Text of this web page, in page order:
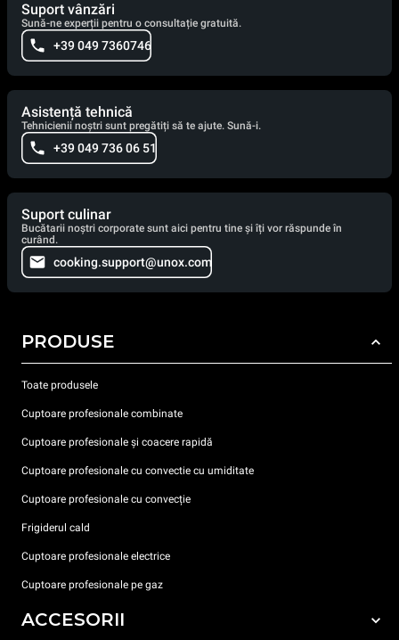
Suport vânzări
Sună-ne experții pentru o consultație gratuită.
+39 049 7360746
Asistență tehnică
Tehnicienii noștri sunt pregătiți să te ajute. Sună-i.
+39 049 736 06 51
Suport culinar
Bucătarii noștri corporate sunt aici pentru tine și îți vor răspunde în
curând.
cooking.support@unox.com
PRODUSE
Toate produsele
Cuptoare profesionale combinate
Cuptoare profesionale și coacere rapidă
Cuptoare profesionale cu convectie cu umiditate
Cuptoare profesionale cu convecție
Frigiderul cald
Cuptoare profesionale electrice
Cuptoare profesionale pe gaz
ACCESORII